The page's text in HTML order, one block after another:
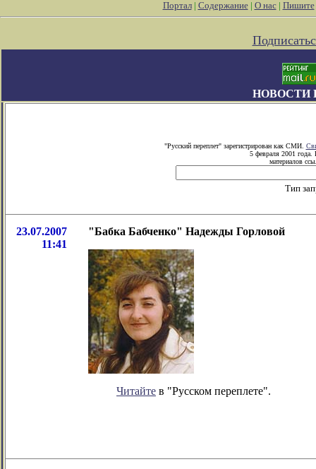
Портал| Содержание| О нас| Пишите
НОВОСТИ
"Русский переплет" зарегистрирован как СМИ.
5 февраля 2001 года.
материалов
Тип
23.07.2007
11:41
"Бабка Бабченко" Надежды Горловой
Читайте в "Русском переплете".